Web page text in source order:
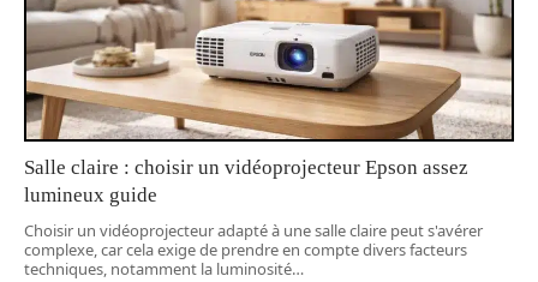
Salle claire : choisir un vidéoprojecteur Epson assez
lumineux guide
Choisir un vidéoprojecteur adapté à une salle claire peut s'avérer
complexe, car cela exige de prendre en compte divers facteurs
techniques, notamment la luminosité…